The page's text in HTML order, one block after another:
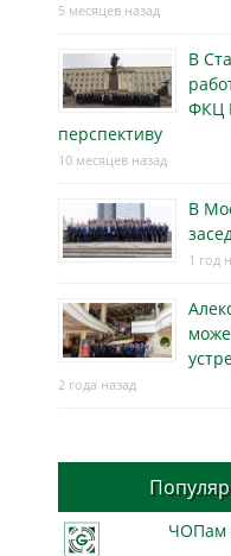
5 месяцев назад
В
ФКЦ
перспективу
10 месяцев назад
В
1 год
2 года назад
ЧОПам